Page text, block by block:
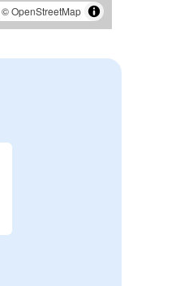
©OpenStreetMap